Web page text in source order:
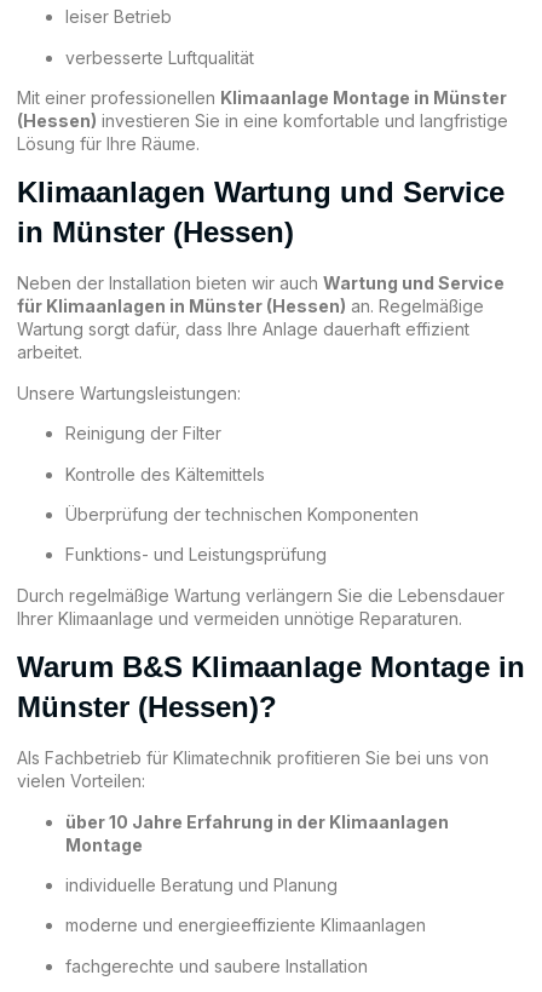
leiser Betrieb
verbesserte Luftqualität
Mit einer professionellen Klimaanlage Montage in Münster
(Hessen) investieren Sie in eine komfortable und langfristige
Lösung für Ihre Räume.
Klimaanlagen Wartung und Service
in Münster (Hessen)
Neben der Installation bieten wir auch Wartung und Service
für Klimaanlagen in Münster (Hessen) an. Regelmäßige
Wartung sorgt dafür, dass Ihre Anlage dauerhaft effizient
arbeitet.
Unsere Wartungsleistungen:
Reinigung der Filter
Kontrolle des Kältemittels
Überprüfung der technischen Komponenten
Funktions- und Leistungsprüfung
Durch regelmäßige Wartung verlängern Sie die Lebensdauer
Ihrer Klimaanlage und vermeiden unnötige Reparaturen.
Warum B&S Klimaanlage Montage in
Münster (Hessen)?
Als Fachbetrieb für Klimatechnik profitieren Sie bei uns von
vielen Vorteilen:
über 10 Jahre Erfahrung in der Klimaanlagen
Montage
individuelle Beratung und Planung
moderne und energieeffiziente Klimaanlagen
fachgerechte und saubere Installation